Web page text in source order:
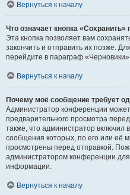
Вернуться к началу
Что означает кнопка
Эта кнопка позволяет вам
закончить и отправить их позже.
перейдите в параграф
Вернуться к началу
Почему моё сообщение требует
Администратор конференции
предварительного просмотра
также, что администратор включил
сообщения которых, по его или её
просмотрены перед отправкой.
администратором конференции
информации.
Вернуться к началу